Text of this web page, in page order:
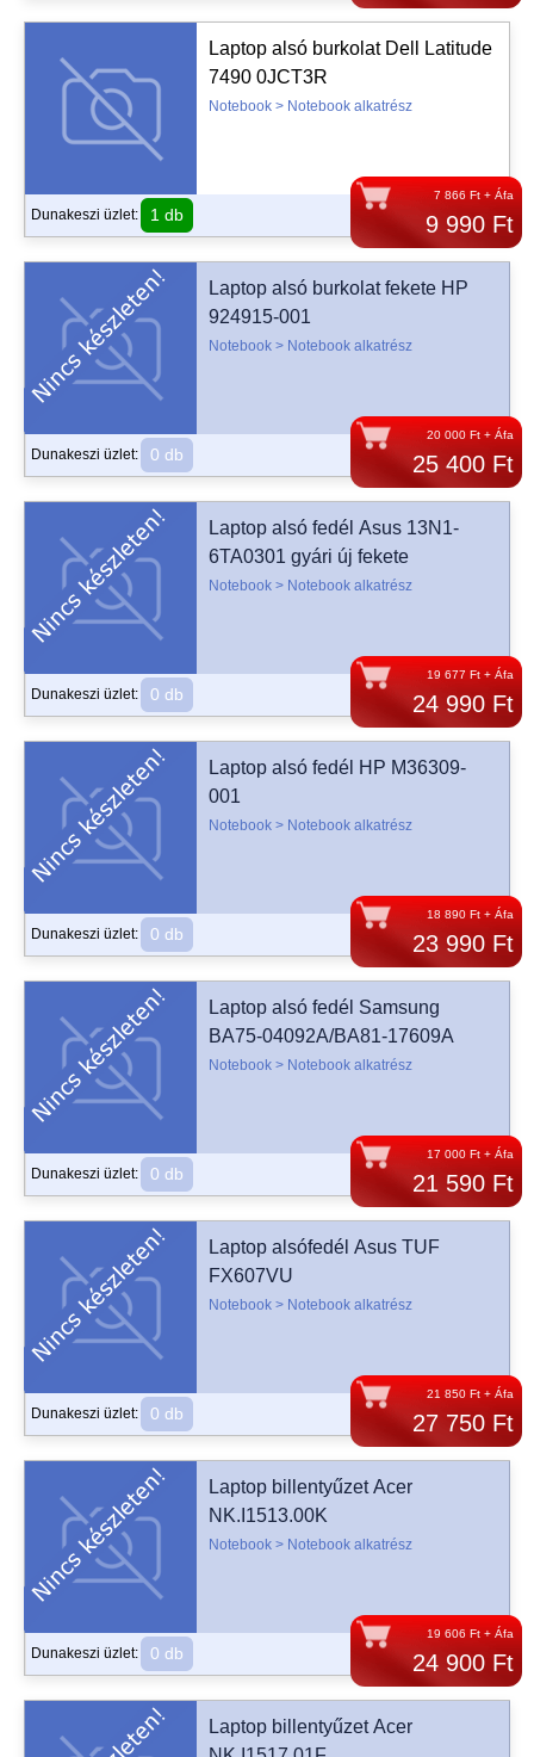
7 866 Ft + Áfa
9 990 Ft
Laptop alsó burkolat Dell Latitude
7490 0JCT3R
Notebook > Notebook alkatrész
Dunakeszi üzlet: 1 db
20 000 Ft + Áfa
25 400 Ft
Laptop alsó burkolat fekete HP
924915-001
Notebook > Notebook alkatrész
Dunakeszi üzlet: 0 db
19 677 Ft + Áfa
24 990 Ft
Laptop alsó fedél Asus 13N1-
6TA0301 gyári új fekete
Notebook > Notebook alkatrész
Dunakeszi üzlet: 0 db
18 890 Ft + Áfa
23 990 Ft
Laptop alsó fedél HP M36309-
001
Notebook > Notebook alkatrész
Dunakeszi üzlet: 0 db
17 000 Ft + Áfa
21 590 Ft
Laptop alsó fedél Samsung
BA75-04092A/BA81-17609A
Notebook > Notebook alkatrész
Dunakeszi üzlet: 0 db
21 850 Ft + Áfa
27 750 Ft
Laptop alsófedél Asus TUF
FX607VU
Notebook > Notebook alkatrész
Dunakeszi üzlet: 0 db
19 606 Ft + Áfa
24 900 Ft
Laptop billentyűzet Acer
NK.I1513.00K
Notebook > Notebook alkatrész
Dunakeszi üzlet: 0 db
Laptop billentyűzet Acer